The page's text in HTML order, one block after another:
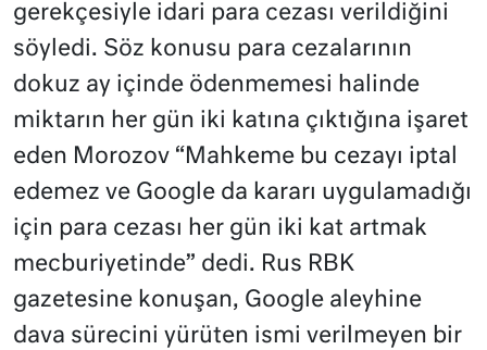
gerekçesiyle idari para cezası verildiğini
söyledi. Söz konusu para cezalarının
dokuz ay içinde ödenmemesi halinde
miktarın her gün iki katına çıktığına işaret
eden Morozov “Mahkeme bu cezayı iptal
edemez ve Google da kararı uygulamadığı
için para cezası her gün iki kat artmak
mecburiyetinde” dedi. Rus RBK
gazetesine konuşan, Google aleyhine
dava sürecini yürüten ismi verilmeyen bir